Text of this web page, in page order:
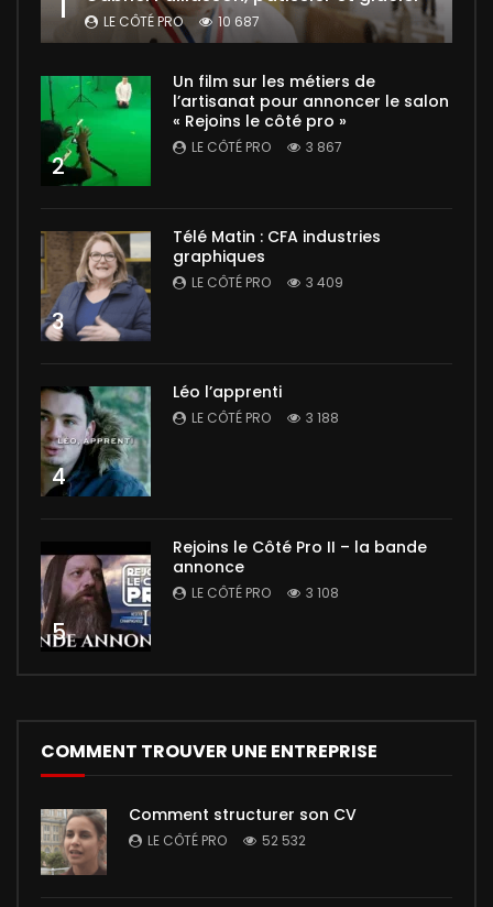
LE CÔTÉ PRO 10 687
2
Un film sur les métiers de
l’artisanat pour annoncer le salon
« Rejoins le côté pro »
LE CÔTÉ PRO 3 867
3
Télé Matin : CFA industries
graphiques
LE CÔTÉ PRO 3 409
4
Léo l’apprenti
LE CÔTÉ PRO 3 188
5
Rejoins le Côté Pro II – la bande
annonce
LE CÔTÉ PRO 3 108
COMMENT TROUVER UNE ENTREPRISE
Comment structurer son CV
LE CÔTÉ PRO 52 532